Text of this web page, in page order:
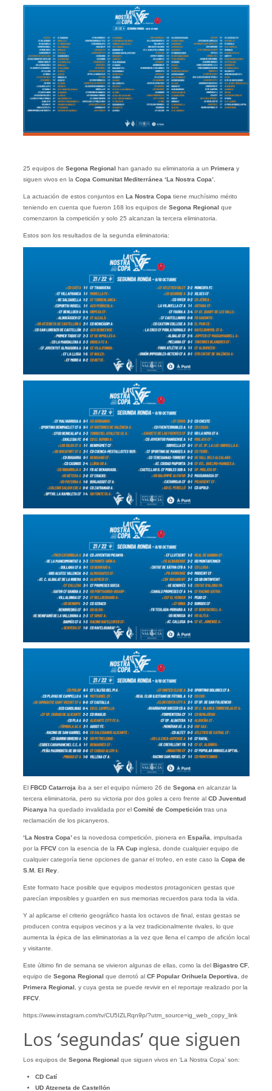
25 equipos de Segona Regional han ganado su eliminatoria a un Primera y
siguen vivos en la Copa Comunitat Mediterránea ‘La Nostra Copa’.
La actuación de estos conjuntos en La Nostra Copa tiene muchísimo mérito
teniendo en cuenta que fueron 168 los equipos de Segona Regional que
comenzaron la competición y solo 25 alcanzan la tercera eliminatoria.
Estos son los resultados de la segunda eliminatoria:
El FBCD Catarroja iba a ser el equipo número 26 de Segona en alcanzar la
tercera eliminatoria, pero su victoria por dos goles a cero frente al CD Juventud
Picanya ha quedado invalidada por el Comité de Competicióntras una
reclamación de los picanyeros.
‘La Nostra Copa’ es la novedosa competición, pionera en España , impulsada
por la FFCVcon la esencia de la FA Cupinglesa, donde cualquier equipo de
cualquier categoría tiene opciones de ganar el trofeo, en este caso la Copa de
S.M. El Rey.
Este formato hace posible que equipos modestos protagonicen gestas que
parecían imposibles y guarden en sus memorias recuerdos para toda la vida.
Y al aplicarse el criterio geográfico hasta los octavos de final, estas gestas se
producen contra equipos vecinos y a la vez tradicionalmente rivales, lo que
aumenta la épica de las eliminatorias a la vez que llena el campo de afición local
y visitante.
Este último fin de semana se vivieron algunas de ellas, como la del Bigastro CF,
equipo de Segona Regional que derrotó al CF Popular Orihuela Deportiva , de
Primera Regional , y cuya gesta se puede revivir en el reportaje realizado por la
FFCV.
https://www.instagram.com/tv/CU5IZLRqn9p/?utm_source=ig_web_copy_link
Los ‘segundas’ que siguen
Los equipos de Segona Regional que siguen vivos en ‘La Nostra Copa’ son:
CD Catí
UD Atzeneta de Castellón